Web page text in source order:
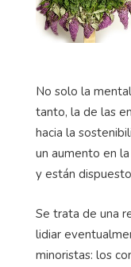
No solo la
tanto, la de las
hacia la
un aumento en
y están
Se trata de una
lidiar
minoristas: los